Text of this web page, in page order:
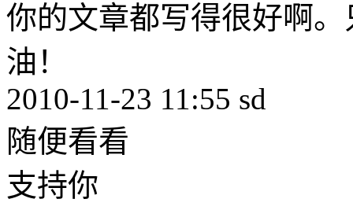
你的文章都写得很好啊
油！
2010-11-23 11:55 sd
随便看看
支持你